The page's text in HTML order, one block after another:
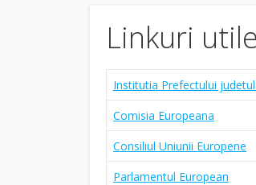
Linkuri utile
Institutia Prefectului
Comisia Europeana
Consiliul Uniunii Europene
Parlamentul European